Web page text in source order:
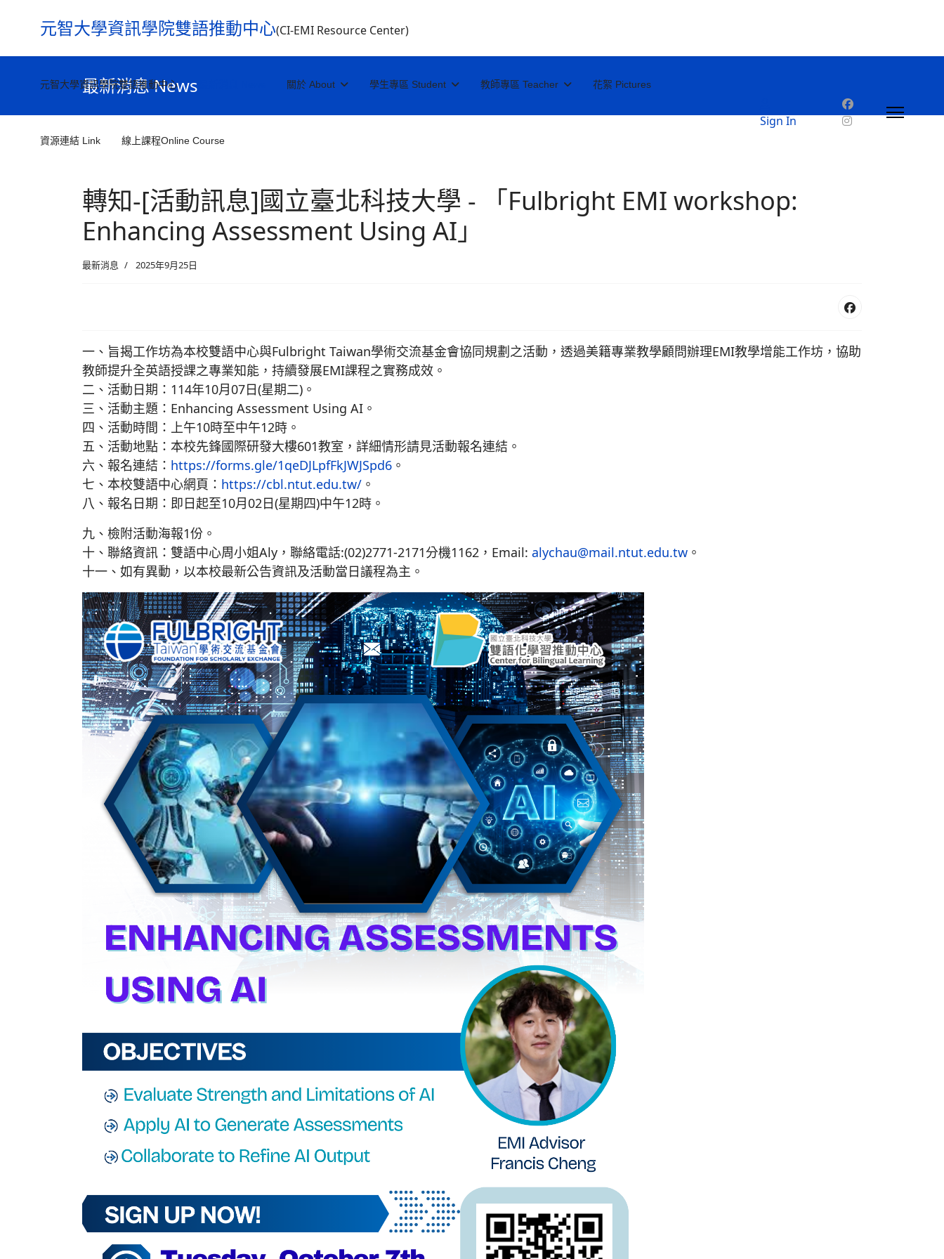
元智大學資訊學院雙語推動中心(CI-EMI Resource Center)
元智大學資訊學院雙語推動中心 關於 About 學生專區 Student 教師專區 Teacher 花絮 Pictures
資源連結 Link 線上課程Online Course
Sign In
最新消息 News
轉知-[活動訊息]國立臺北科技大學 - 「Fulbright EMI workshop:
Enhancing Assessment Using AI」
最新消息 2025年9月25日
一、旨揭工作坊為本校雙語中心與Fulbright Taiwan學術交流基金會協同規劃之活動，透過美籍專業教學顧問辦理EMI教學增能工作坊，協助
教師提升全英語授課之專業知能，持續發展EMI課程之實務成效。
二、活動日期：114年10月07日(星期二)。
三、活動主題：Enhancing Assessment Using AI。
四、活動時間：上午10時至中午12時。
五、活動地點：本校先鋒國際研發大樓601教室，詳細情形請見活動報名連結。
六、報名連結： https://forms.gle/1qeDJLpfFkJWJSpd6 。
七、本校雙語中心網頁： https://cbl.ntut.edu.tw/ 。
八、報名日期：即日起至10月02日(星期四)中午12時。
九、檢附活動海報1份。
十、聯絡資訊：雙語中心周小姐Aly，聯絡電話:(02)2771-2171分機1162，Email: alychau@mail.ntut.edu.tw 。
十一、如有異動，以本校最新公告資訊及活動當日議程為主。